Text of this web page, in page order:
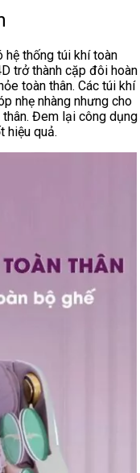
hệ thống túi khí toàn
trở thành cặp đôi hoàn
toàn thân. Các túi khí
nhẹ nhàng nhưng cho
Đem lại công dụng
hiệu quả.